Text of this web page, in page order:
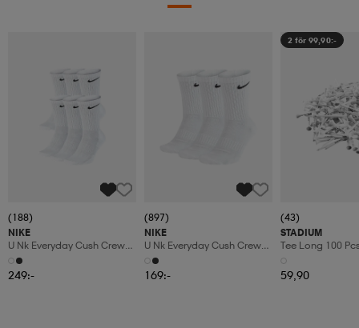
(188)
NIKE
U Nk Everyday Cush Crew
6pr-Bd
249:-
(897)
NIKE
U Nk Everyday Cush Crew
3pr
169:-
2 för 99,90:-
(43)
STADIUM
Tee Long 100
59,90